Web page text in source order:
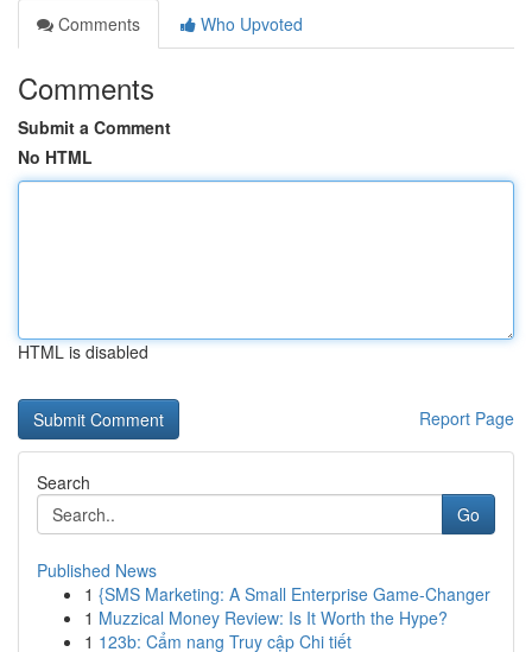
Comments
Who Upvoted
Comments
Submit a Comment
No HTML
HTML is disabled
Report Page
Search
Go
Published News
1 {SMS Marketing: A Small Enterprise Game-Changer
1 Muzzical Money Review: Is It Worth the Hype?
1 123b: Cẩm nang Truy cập Chi tiết